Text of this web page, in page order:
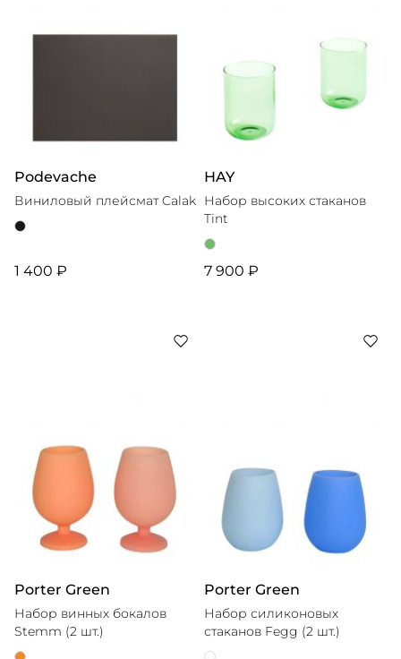
Podevache
Виниловый плейсмат Calak
1 400 ₽
HAY
Набор высоких стаканов
Tint
7 900 ₽
Porter Green
Набор винных бокалов
Stemm (2 шт.)
Porter Green
Набор силиконовых
стаканов Fegg (2 шт.)